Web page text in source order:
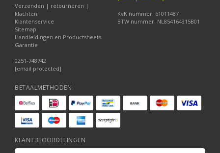
Verzenden | retourneren |
klachten
Klantenservice
Sitemap
Handleidingen en Productsheets
Garantie
0251-748742
[email protected]
KvK nummer: 61011487
BTW nummer: NL854164315B01
BETAALMETHODEN
KLANTBEOORDELINGEN